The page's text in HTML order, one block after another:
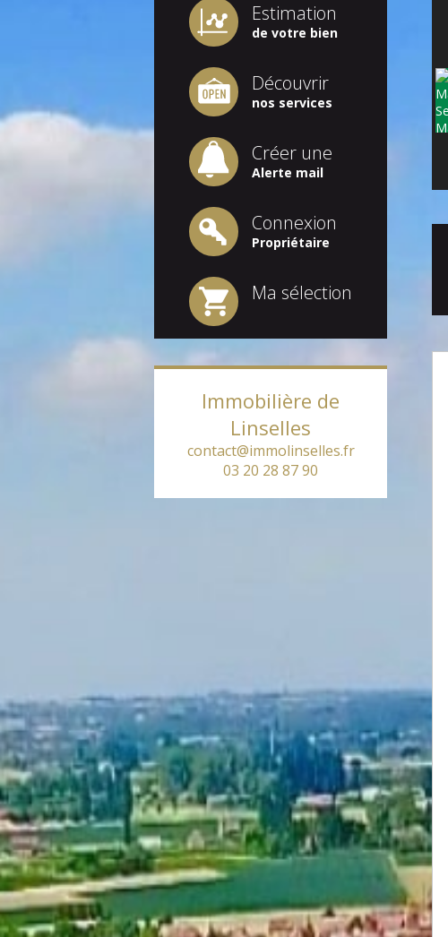
Estimation
de votre bien
Découvrir
nos services
Créer une
Alerte mail
Connexion
Propriétaire
Ma sélection
Immobilière de
Linselles
contact@immolinselles.fr
03 20 28 87 90